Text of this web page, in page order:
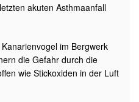
akuten Asthmaanfall
im Bergwerk
die Gefahr durch die
wie Stickoxiden in der Luft